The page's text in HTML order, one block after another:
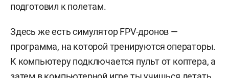
подготовил к полетам.
Здесь же есть симулятор FPV-дронов —
программа, на которой тренируются операторы.
К компьютеру подключается пульт от коптера, а